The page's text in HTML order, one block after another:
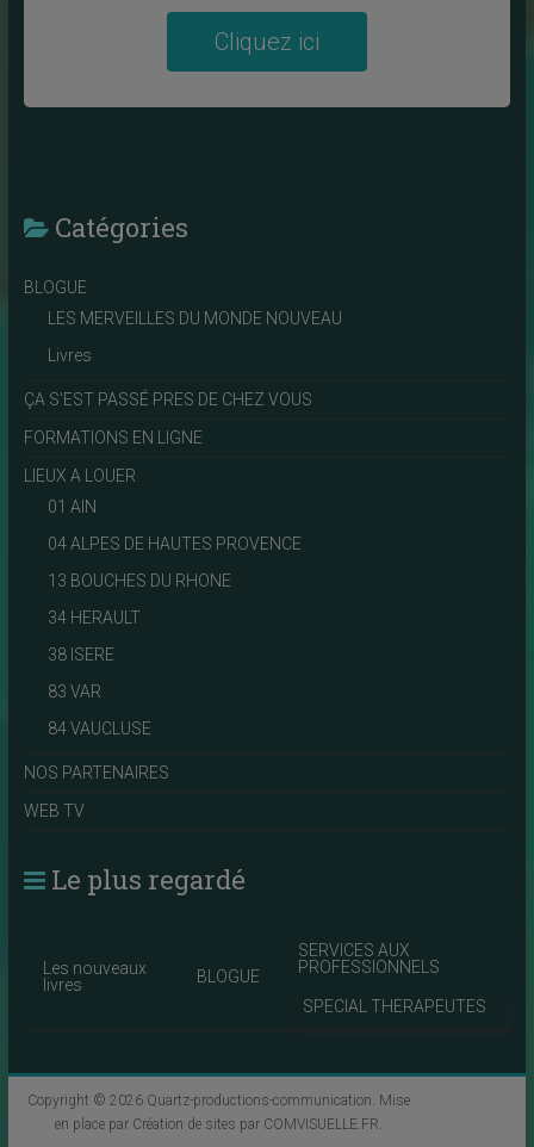
Cliquez ici
Catégories
BLOGUE
LES MERVEILLES DU MONDE NOUVEAU
Livres
ÇA S'EST PASSÉ PRES DE CHEZ VOUS
FORMATIONS EN LIGNE
LIEUX A LOUER
01 AIN
04 ALPES DE HAUTES PROVENCE
13 BOUCHES DU RHONE
34 HERAULT
38 ISERE
83 VAR
84 VAUCLUSE
NOS PARTENAIRES
WEB TV
Le plus regardé
Les nouveaux
livres
BLOGUE
SERVICES AUX
PROFESSIONNELS
SPECIAL THERAPEUTES
Copyright © 2026 Quartz-productions-communication. Mise
en place par Création de sites par COMVISUELLE.FR.